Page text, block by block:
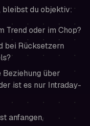
bleibst du objektiv:
Trend oder im Chop?
bei Rücksetzern
Beziehung über
ist es nur Intraday-
anfangen,